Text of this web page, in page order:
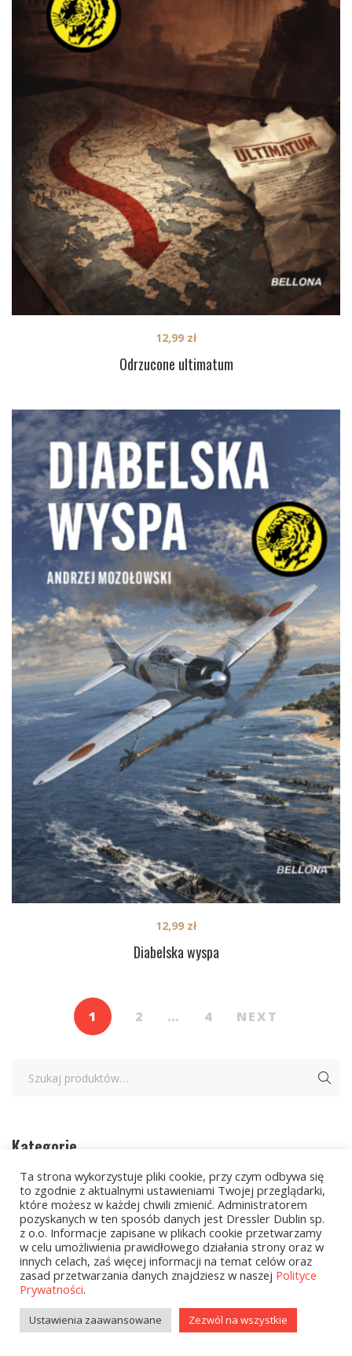
Odrzucone ultimatum
12,99 zł
Diabelska wyspa
12,99 zł
1 2 … 4 NEXT
Kategorie
zobacz wszystkie
Kolekcje Biedronka
Kolekcje Biedronka - 16.02.2026
Wielcy Humaniści - 16.02.2026
Wielcy Humaniści – 02.03.2026
Ta strona wykorzystuje pliki cookie, przy czym odbywa się
to zgodnie z aktualnymi ustawieniami Twojej przeglądarki,
które możesz w każdej chwili zmienić. Administratorem
pozyskanych w ten sposób danych jest Dressler Dublin sp.
z o.o. Informacje zapisane w plikach cookie przetwarzamy
w celu umożliwienia prawidłowego działania strony oraz w
innych celach, zaś więcej informacji na temat celów oraz
zasad przetwarzania danych znajdziesz w naszej Polityce
Prywatności.
Ustawienia zaawansowane Zezwól na wszystkie